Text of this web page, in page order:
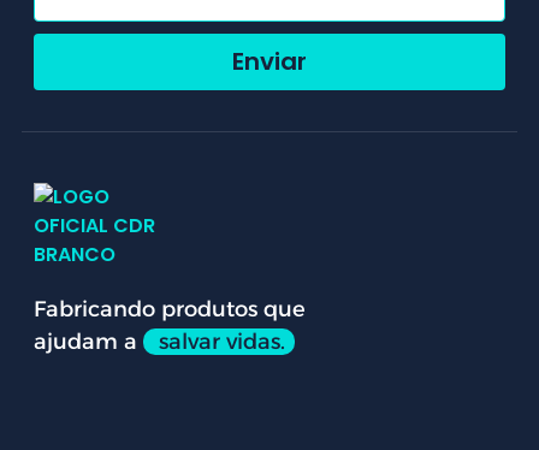
Enviar
Fabricando produtos que
ajudam a
salvar vidas.